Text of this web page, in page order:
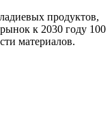
продуктов,
к 2030 году 100
материалов.